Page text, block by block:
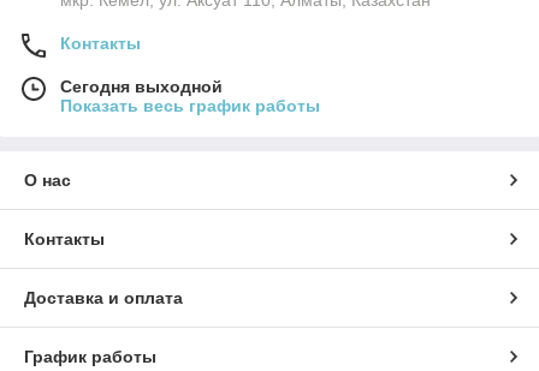
Контакты
Сегодня выходной
Показать весь график работы
О нас
Контакты
Доставка и оплата
График работы